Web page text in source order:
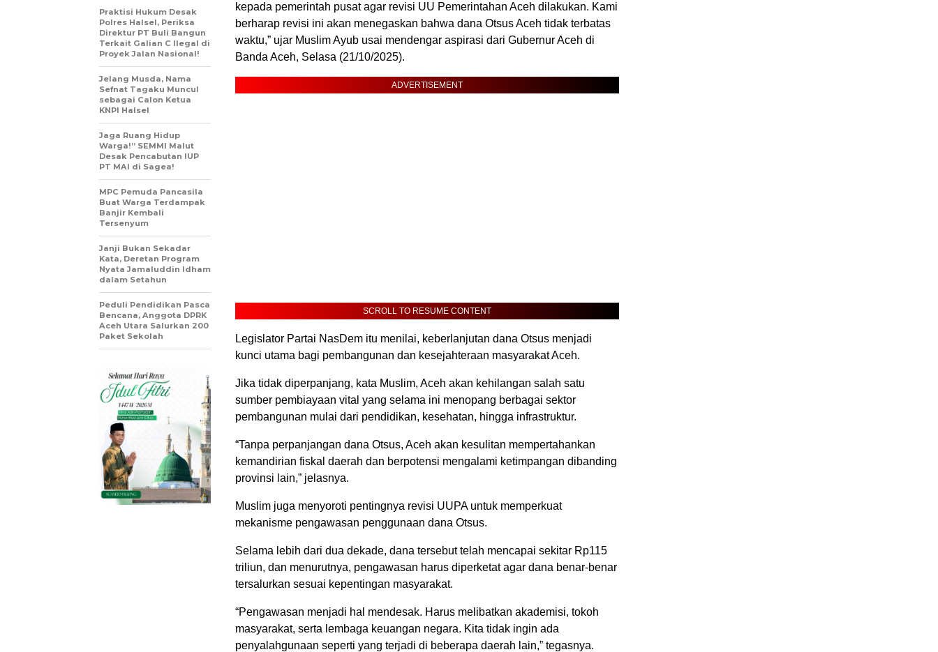
kepada pemerintah pusat agar revisi UU Pemerintahan Aceh dilakukan. Kami
berharap revisi ini akan menegaskan bahwa dana Otsus Aceh tidak terbatas
waktu,” ujar Muslim Ayub usai mendengar aspirasi dari Gubernur Aceh di
Banda Aceh, Selasa (21/10/2025).
ADVERTISEMENT
SCROLL TO RESUME CONTENT
Legislator Partai NasDem itu menilai, keberlanjutan dana Otsus menjadi
kunci utama bagi pembangunan dan kesejahteraan masyarakat Aceh.
Jika tidak diperpanjang, kata Muslim, Aceh akan kehilangan salah satu
sumber pembiayaan vital yang selama ini menopang berbagai sektor
pembangunan mulai dari pendidikan, kesehatan, hingga infrastruktur.
“Tanpa perpanjangan dana Otsus, Aceh akan kesulitan mempertahankan
kemandirian fiskal daerah dan berpotensi mengalami ketimpangan dibanding
provinsi lain,” jelasnya.
Muslim juga menyoroti pentingnya revisi UUPA untuk memperkuat
mekanisme pengawasan penggunaan dana Otsus.
Selama lebih dari dua dekade, dana tersebut telah mencapai sekitar Rp115
triliun, dan menurutnya, pengawasan harus diperketat agar dana benar-benar
tersalurkan sesuai kepentingan masyarakat.
“Pengawasan menjadi hal mendesak. Harus melibatkan akademisi, tokoh
masyarakat, serta lembaga keuangan negara. Kita tidak ingin ada
penyalahgunaan seperti yang terjadi di beberapa daerah lain,” tegasnya.
Praktisi Hukum Desak
Polres Halsel, Periksa
Direktur PT Buli Bangun
Terkait Galian C Ilegal di
Proyek Jalan Nasional!
Jelang Musda, Nama
Sefnat Tagaku Muncul
sebagai Calon Ketua
KNPI Halsel
Jaga Ruang Hidup
Warga!” SEMMI Malut
Desak Pencabutan IUP
PT MAI di Sagea!
MPC Pemuda Pancasila
Buat Warga Terdampak
Banjir Kembali
Tersenyum
Janji Bukan Sekadar
Kata, Deretan Program
Nyata Jamaluddin Idham
dalam Setahun
Peduli Pendidikan Pasca
Bencana, Anggota DPRK
Aceh Utara Salurkan 200
Paket Sekolah